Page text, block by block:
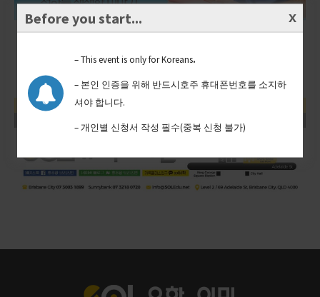
Before you start...
– This event is only for Koreans.
– 본인 인증을 위해 반드시호주 휴대폰번호를 소지하
셔야 합니다.
– 개인별 신청서 작성 필수(중복 신청 불가)